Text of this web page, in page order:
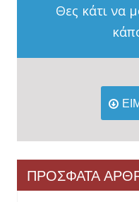
Θες κάτι να
ΠΡΟΣΦΑΤΑ